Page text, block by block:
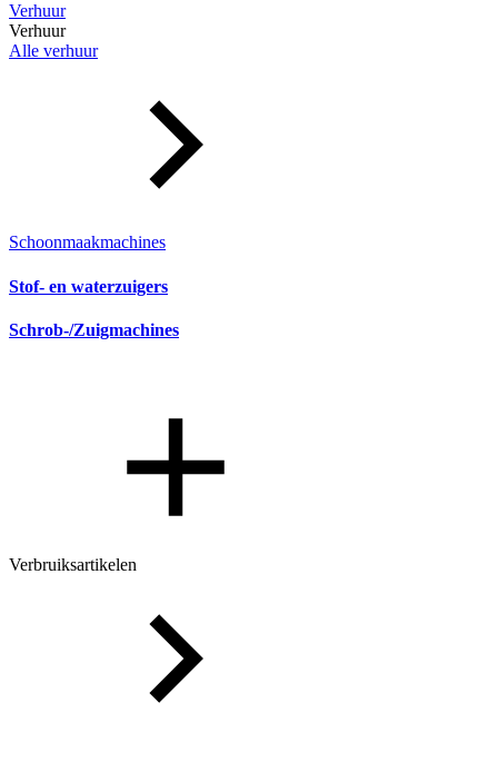
Verhuur
Verhuur
Alle verhuur
Schoonmaakmachines
Stof- en waterzuigers
Schrob-/Zuigmachines
Verbruiksartikelen